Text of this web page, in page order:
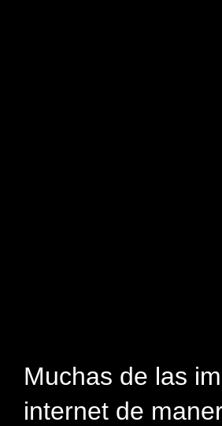
Muchas de las
internet de